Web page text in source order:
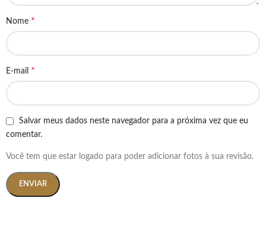
Nome *
E-mail *
Salvar meus dados neste navegador para a próxima vez que eu
comentar.
Você tem que estar logado para poder adicionar fotos à sua revisão.